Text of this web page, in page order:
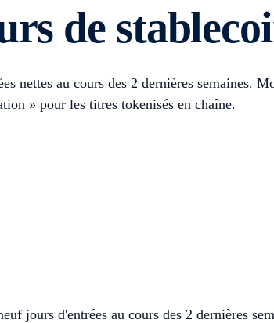
de
nettes au cours des 2 dernières semaines.
» pour les titres tokenisés en chaîne.
jours d'entrées au cours des 2 dernières